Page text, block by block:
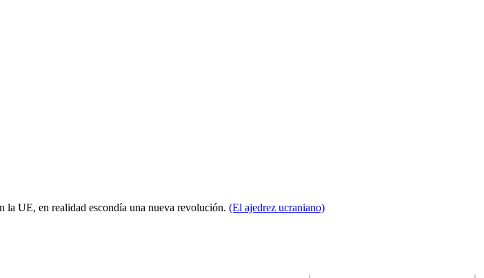
la UE, en realidad escondía una nueva revolución. (El ajedrez ucraniano)